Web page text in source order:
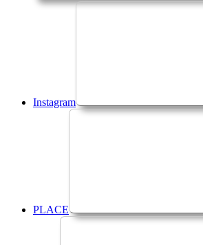
Instagram
PLACE